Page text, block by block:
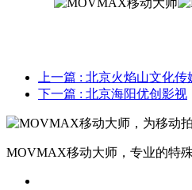
上一篇 : 北京火焰山文化传
下一篇 : 北京海阳优创影视
MOVMAX移动大师，专业的特